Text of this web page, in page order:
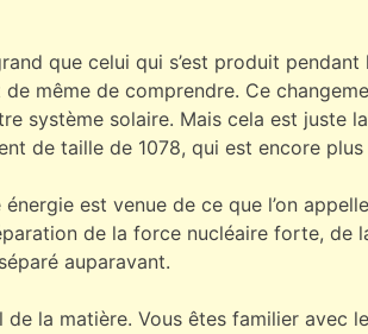
que celui qui s’est produit
même de comprendre. Ce
système solaire. Mais cela est juste
de taille de 1078, qui est encore
est venue de ce que l’on
de la force nucléaire forte, de
auparavant.
la matière. Vous êtes familier avec